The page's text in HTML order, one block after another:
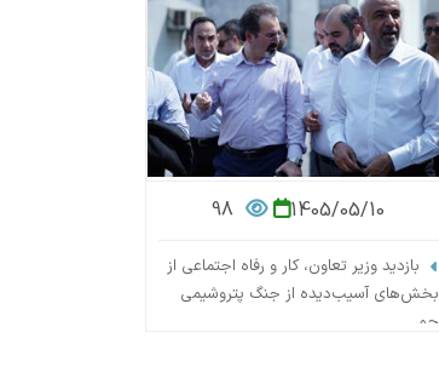
1405/05/10
بازدید وزیر تعاون، کار و رفاه اجتماعی از
بخش‌های آسیب‌دیده از جنگ پتروشیمی
جم